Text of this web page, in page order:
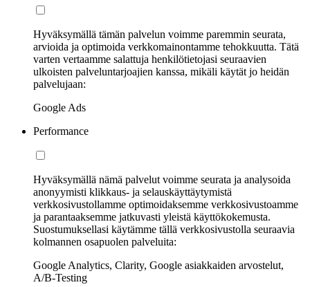
Hyväksymällä tämän palvelun voimme paremmin seurata,
arvioida ja optimoida verkkomainontamme tehokkuutta. Tätä
varten vertaamme salattuja henkilötietojasi seuraavien
ulkoisten palveluntarjoajien kanssa, mikäli käytät jo heidän
palvelujaan:
Google Ads
Performance
Hyväksymällä nämä palvelut voimme seurata ja analysoida
anonyymisti klikkaus- ja selauskäyttäytymistä
verkkosivustollamme optimoidaksemme verkkosivustoamme
ja parantaaksemme jatkuvasti yleistä käyttökokemusta.
Suostumuksellasi käytämme tällä verkkosivustolla seuraavia
kolmannen osapuolen palveluita:
Google Analytics, Clarity, Google asiakkaiden arvostelut,
A/B-Testing